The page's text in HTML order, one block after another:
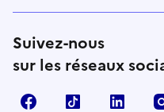
Suivez-nous
sur les réseaux
FacebookTikTok